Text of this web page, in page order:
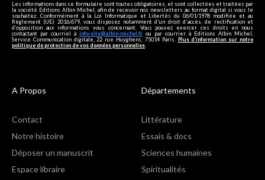
Les informations dans ce formulaire sont toutes obligatoires, et sont collectées et traitées par
la société Editions Albin Michel, afin de recevoir nos newsletters au format digital si vous le
souhaitez. Conformément à la Loi Informatique et Libertés du 06/01/1978 modifiée et au
Règlement (UE) 2016/679, vous disposez notamment d'un droit d'accès, de rectification et
d’opposition aux informations vous concernant. Vous pouvez exercer ces droits en nous
contactant par courriel à info-site@albin-michel.fr ou par courrier à Editions Albin Michel,
Service Communication digitale, 22 rue Huyghens, 75014 Paris. Plus d’information sur notre
politique de protection de vos données personnelles
A Propos
Contact
Notre histoire
Déposer un manuscrit
Espace libraire
Départements
Littérature
Essais & docs
Sciences humaines
Spiritualités